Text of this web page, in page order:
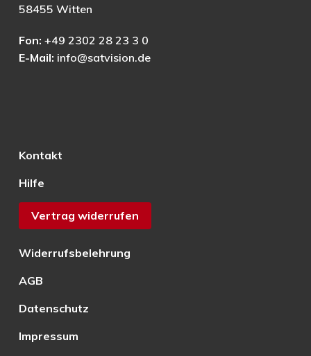
58455 Witten
Fon: +49 2302 28 23 3 0
E-Mail: info@satvision.de
Kontakt
Hilfe
Vertrag widerrufen
Widerrufsbelehrung
AGB
Datenschutz
Impressum